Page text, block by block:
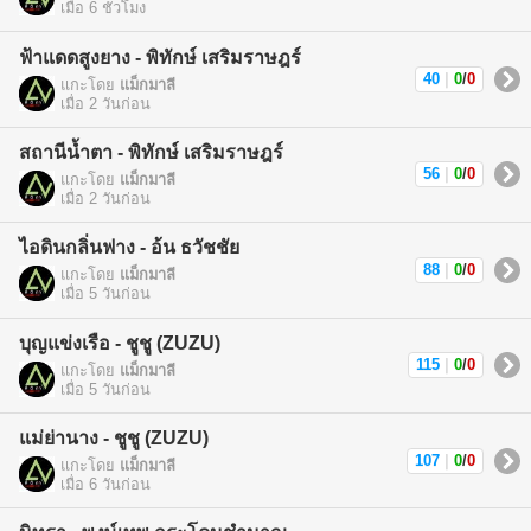
เมื่อ 6 ชั่วโมง
ฟ้าแดดสูงยาง - พิทักษ์ เสริมราษฎร์
แกะโดย แม็กมาลี
เมื่อ 2 วันก่อน
40 0/0
สถานีน้ำตา - พิทักษ์ เสริมราษฎร์
แกะโดย แม็กมาลี
เมื่อ 2 วันก่อน
56 0/0
ไอดินกลิ่นฟาง - อ้น ธวัชชัย
แกะโดย แม็กมาลี
เมื่อ 5 วันก่อน
88 0/0
บุญแข่งเรือ - ชูชู (ZUZU)
แกะโดย แม็กมาลี
เมื่อ 5 วันก่อน
115 0/0
แม่ย่านาง - ชูชู (ZUZU)
แกะโดย แม็กมาลี
เมื่อ 6 วันก่อน
107 0/0